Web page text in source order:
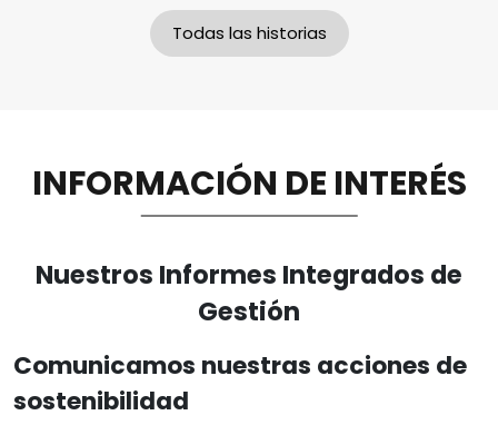
Todas las historias
INFORMACIÓN DE INTERÉS
Nuestros Informes Integrados de
Gestión
Comunicamos nuestras acciones de
sostenibilidad